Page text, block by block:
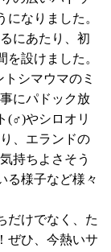
なりました。
にあたり、初
設けました。
シマウマのミ
にパドック放
(♂)やシロオリ
、エランドの
持ちよさそう
る様子など様々
だけでなく、た
ぜひ、今熱いサ